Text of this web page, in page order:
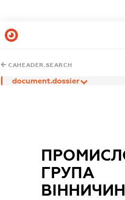
CAHEADER.SEARCH
document.dossier
ГРУПА